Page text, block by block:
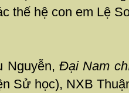
thế hệ con em Lệ
Nguyễn, Đại Nam
Sử học), NXB